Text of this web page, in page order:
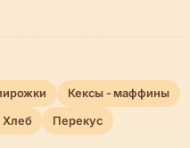
Кексы - маффины
Хлеб Перекус